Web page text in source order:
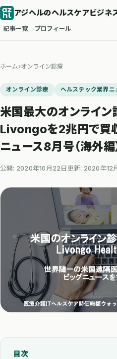
アジヘルのヘルスケアビジネ
記事一覧 プロフィール
ホーム›オンライン診療
オンライン診療 ヘルステック業界ニ
米国最大のオンライ
Livongoを2兆円で買収
ニュース8月号（海外編）
公開: 2020年10月22日 更新: 2020年12
目次